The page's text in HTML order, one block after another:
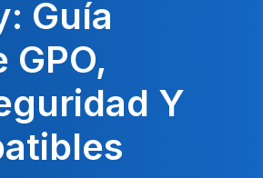
Guía
Y